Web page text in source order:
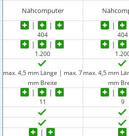
Nähcomputer
404 404
1.200
max. 4,5 mm Länge | max. 7
mm Breite
max. 4,5 mm
mm
11 9